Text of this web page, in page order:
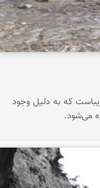
که به دلیل وجود
می‌شود.